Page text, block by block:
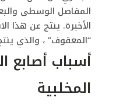
المفاصل الوسطى
الأخيرة. ينتج عن هذا
“المعقوف” ، والذي
أسباب أصابع
المخلبية